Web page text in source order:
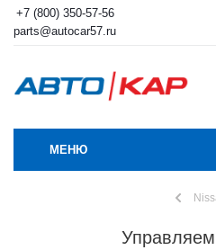
+7 (800) 350-57-56
parts@autocar57.ru
МЕНЮ